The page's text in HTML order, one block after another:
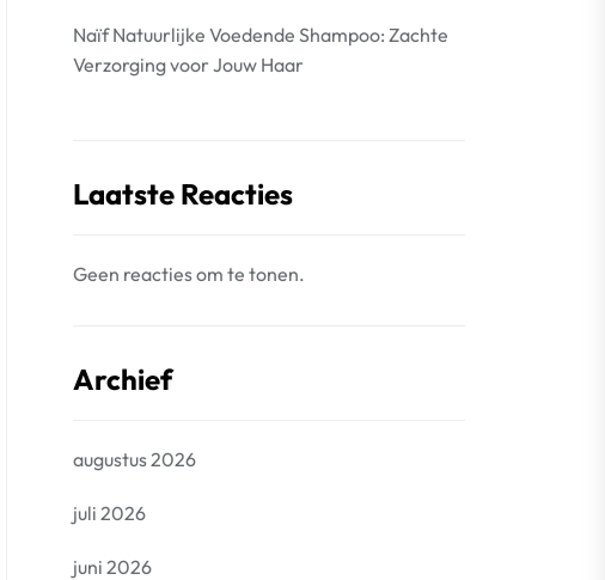
Naïf Natuurlijke Voedende Shampoo: Zachte
Verzorging voor Jouw Haar
Laatste Reacties
Geen reacties om te tonen.
Archief
augustus 2026
juli 2026
juni 2026